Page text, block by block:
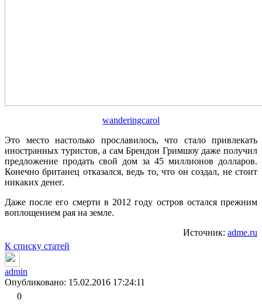
wanderingcarol
Это место настолько прославилось, что стало привлекать
иностранных туристов, а сам Брендон Гримшоу даже получил
предложение продать свой дом за 45 миллионов долларов.
Конечно британец отказался, ведь то, что он создал, не стоит
никаких денег.
Даже после его смерти в 2012 году остров остался прежним
воплощением рая на земле.
Источник: adme.ru
К списку статей
admin
Опубликовано: 15.02.2016 17:24:11
0